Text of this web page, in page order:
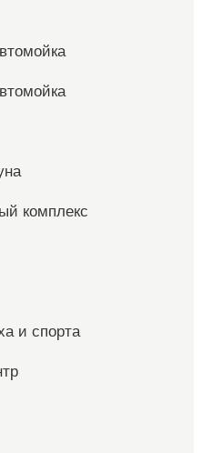
комплекс
и спорта